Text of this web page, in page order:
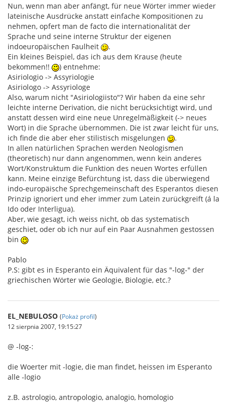
Nun, wenn man aber anfängt, für neue Wörter immer wieder
lateinische Ausdrücke anstatt einfache Kompositionen zu
nehmen, opfert man de facto die internationalität der
Sprache und seine interne Struktur der eigenen
indoeuropäischen Faulheit
.
Ein kleines Beispiel, das ich aus dem Krause (heute
bekommen!!
) entnehme:
Asiriologio -> Assyriologie
Asiriologo -> Assyriologe
Also, warum nicht "Asiriologiisto"? Wir haben da eine sehr
leichte interne Derivation, die nicht berücksichtigt wird, und
anstatt dessen wird eine neue Unregelmäßigkeit (-> neues
Wort) in die Sprache übernommen. Die ist zwar leicht für uns,
ich finde die aber eher stilistisch misgelungen
.
In allen natürlichen Sprachen werden Neologismen
(theoretisch) nur dann angenommen, wenn kein anderes
Wort/Konstruktum die Funktion des neuen Wortes erfüllen
kann. Meine einzige Befürchtung ist, dass die überwiegend
indo-europäische Sprechgemeinschaft des Esperantos diesen
Prinzip ignoriert und eher immer zum Latein zurückgreift (á la
Ido oder Interligua).
Aber, wie gesagt, ich weiss nicht, ob das systematisch
geschiet, oder ob ich nur auf ein Paar Ausnahmen gestossen
bin
Pablo
P.S: gibt es in Esperanto ein Äquivalent für das "-log-" der
griechischen Wörter wie Geologie, Biologie, etc.?
EL_NEBULOSO (Pokaż profil)
12 sierpnia 2007, 19:15:27
@ -log-:
die Woerter mit -logie, die man findet, heissen im Esperanto
alle -logio
z.B. astrologio, antropologio, analogio, homologio